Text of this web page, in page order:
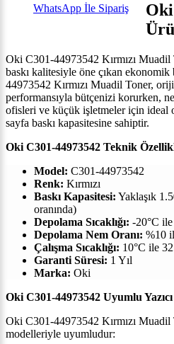
WhatsApp İle Sipariş
Oki
Oki C301-44973542 Kırmızı
baskı kalitesiyle öne çıkan
44973542 Kırmızı Muadil Toner, o
performansıyla bütçenizi korurken,
ofisleri ve küçük işletmeler için ideal
sayfa baskı kapasitesine sahiptir.
Oki C301-44973542 Teknik
Model: C301-44973542
Renk: Kırmızı
Baskı Kapasitesi: Yaklaşık
oranında)
Depolama Sıcaklığı: -20°C ile
Depolama Nem Oranı: %10
Çalışma Sıcaklığı: 10°C ile
Garanti Süresi: 1 Yıl
Marka: Oki
Oki C301-44973542 Uyumlu
Oki C301-44973542 Kırmızı Muadil
modelleriyle uyumludur: